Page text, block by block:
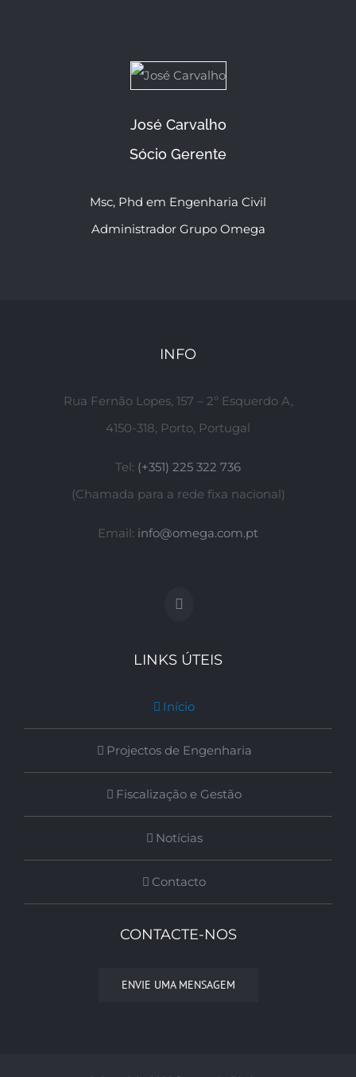
José Carvalho
Sócio Gerente
Msc, Phd em Engenharia Civil
Administrador Grupo Omega
INFO
Rua Fernão Lopes, 157 – 2º Esquerdo A,
4150-318, Porto, Portugal
Tel: (+351) 225 322 736
(Chamada para a rede fixa nacional)
Email: info@omega.com.pt
LINKS ÚTEIS
Início
Projectos de Engenharia
Fiscalização e Gestão
Notícias
Contacto
CONTACTE-NOS
ENVIE UMA MENSAGEM